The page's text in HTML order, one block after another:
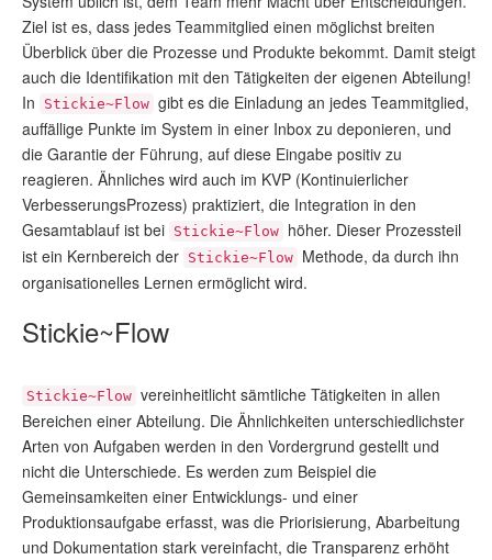
Ziel ist es, dass jedes Teammitglied einen möglichst breiten
Überblick über die Prozesse und Produkte bekommt. Damit steigt
auch die Identifikation mit den Tätigkeiten der eigenen Abteilung!
In
Stickie~Flow gibt es die Einladung an jedes Teammitglied,
auffällige Punkte im System in einer Inbox zu deponieren, und
die Garantie der Führung, auf diese Eingabe positiv zu
reagieren. Ähnliches wird auch im KVP (Kontinuierlicher
VerbesserungsProzess) praktiziert, die Integration in den
Gesamtablauf ist bei Stickie~Flow höher. Dieser Prozessteil
ist ein Kernbereich der Stickie~Flow Methode, da durch ihn
organisationelles Lernen ermöglicht wird.
Stickie~Flow
Stickie~Flow vereinheitlicht sämtliche Tätigkeiten in allen
Bereichen einer Abteilung. Die Ähnlichkeiten unterschiedlichster
Arten von Aufgaben werden in den Vordergrund gestellt und
nicht die Unterschiede. Es werden zum Beispiel die
Gemeinsamkeiten einer Entwicklungs- und einer
Produktionsaufgabe erfasst, was die Priorisierung, Abarbeitung
und Dokumentation stark vereinfacht, die Transparenz erhöht